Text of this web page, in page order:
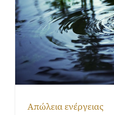
Απώλεια ενέργειας